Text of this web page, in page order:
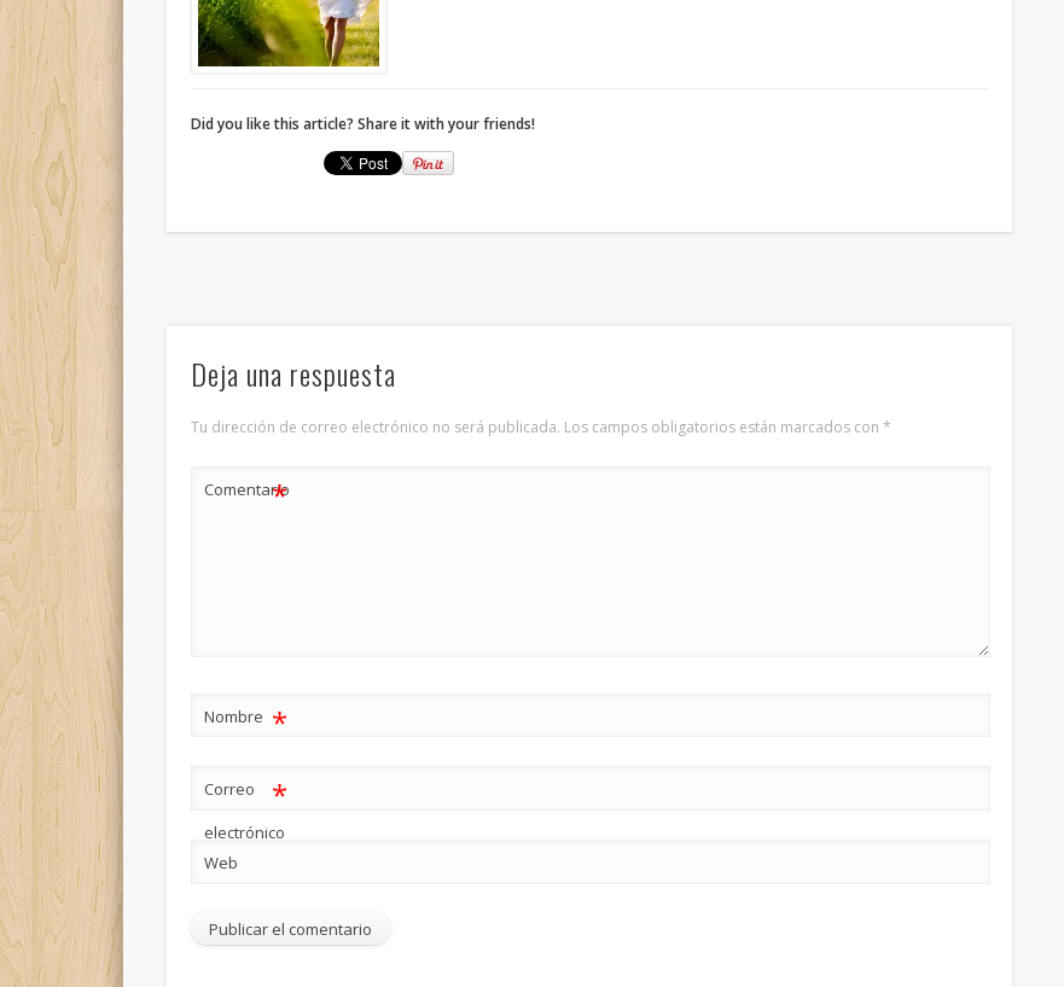
Did you like this article? Share it with your friends!
Deja una respuesta
Tu dirección de correo electrónico no será publicada. Los campos obligatorios están marcados con*
Comentario
*
Nombre *
Correo
electrónico
*
Web